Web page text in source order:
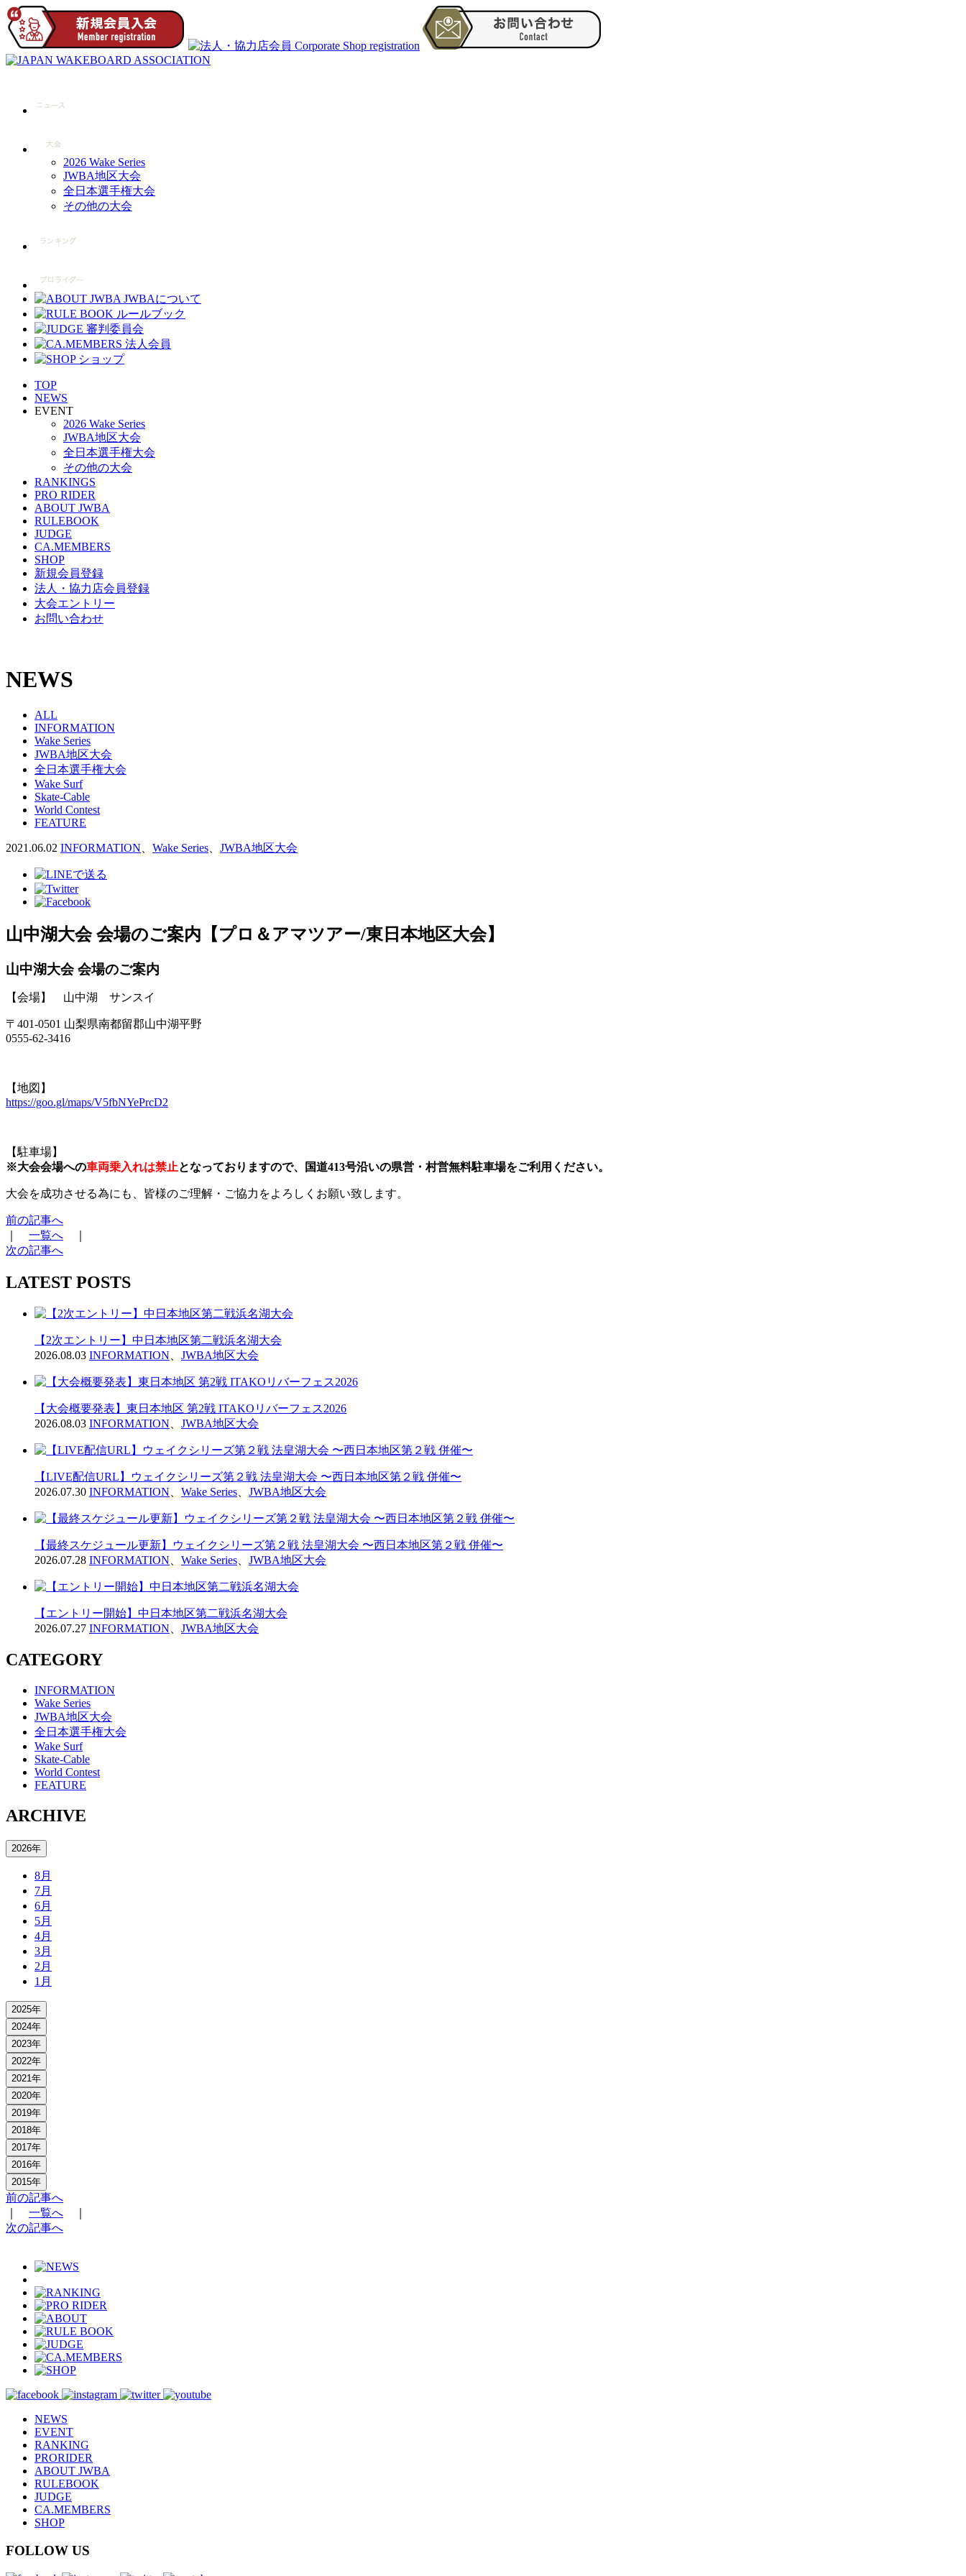
2026 Wake Series
JWBA地区大会
全日本選手権大会
その他の大会
TOP
NEWS
EVENT
2026 Wake Series
JWBA地区大会
全日本選手権大会
その他の大会
RANKINGS
PRO RIDER
ABOUT JWBA
RULEBOOK
JUDGE
CA.MEMBERS
SHOP
新規会員登録
法人・協力店会員登録
大会エントリー
お問い合わせ
NEWS
ALL
INFORMATION
Wake Series
JWBA地区大会
全日本選手権大会
Wake Surf
Skate-Cable
World Contest
FEATURE
2021.06.02 INFORMATION Wake Series JWBA地区大会
山中湖大会 会場のご案内【プロ＆アマツアー/東日本地区大会】
山中湖大会 会場のご案内
【会場】 山中湖 サンスイ
〒401-0501 山梨県南都留郡山中湖平野
0555-62-3416
【地図】
https://goo.gl/maps/V5fbNYePrcD2
【駐車場】
※大会会場への車両乗入れは禁止となっておりますので、国道413号沿いの県営・村営無料駐車場をご利用ください。
大会を成功させる為にも、皆様のご理解・ご協力をよろしくお願い致します。
前の記事へ
一覧へ
次の記事へ
LATEST POSTS
【2次エントリー】中日本地区第二戦浜名湖大会
2026.08.03 INFORMATION JWBA地区大会
【大会概要発表】東日本地区 第2戦 ITAKOリバーフェス2026
2026.08.03 INFORMATION JWBA地区大会
【LIVE配信URL】ウェイクシリーズ第２戦 法皇湖大会 〜西日本地区第２戦 併催〜
2026.07.30 INFORMATION Wake Series JWBA地区大会
【最終スケジュール更新】ウェイクシリーズ第２戦 法皇湖大会 〜西日本地区第２戦 併催〜
2026.07.28 INFORMATION Wake Series JWBA地区大会
【エントリー開始】中日本地区第二戦浜名湖大会
2026.07.27 INFORMATION JWBA地区大会
CATEGORY
INFORMATION
Wake Series
JWBA地区大会
全日本選手権大会
Wake Surf
Skate-Cable
World Contest
FEATURE
ARCHIVE
2026年
8月
7月
6月
5月
4月
3月
2月
1月
2025年
2024年
2023年
2022年
2021年
2020年
2019年
2018年
2017年
2016年
2015年
前の記事へ
一覧へ
次の記事へ
NEWS
EVENT
RANKING
PRORIDER
ABOUT JWBA
RULEBOOK
JUDGE
CA.MEMBERS
SHOP
FOLLOW US